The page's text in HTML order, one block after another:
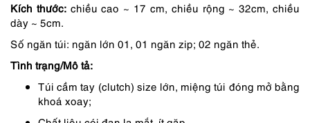
Kích thước: chiều cao ~ 17 cm, chiều rộng ~ 32cm, chiều
dày ~ 5cm.
Số ngăn túi: ngăn lớn 01, 01 ngăn zip; 02 ngăn thẻ.
Tình trạng/Mô tả:
Túi cầm tay (clutch) size lớn, miệng túi đóng mở bằng
khoá xoay;